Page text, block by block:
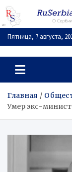
Перейти
содержимому
Пятница, 7 августа,
О Сербии – по-
Главная
Умер экс-